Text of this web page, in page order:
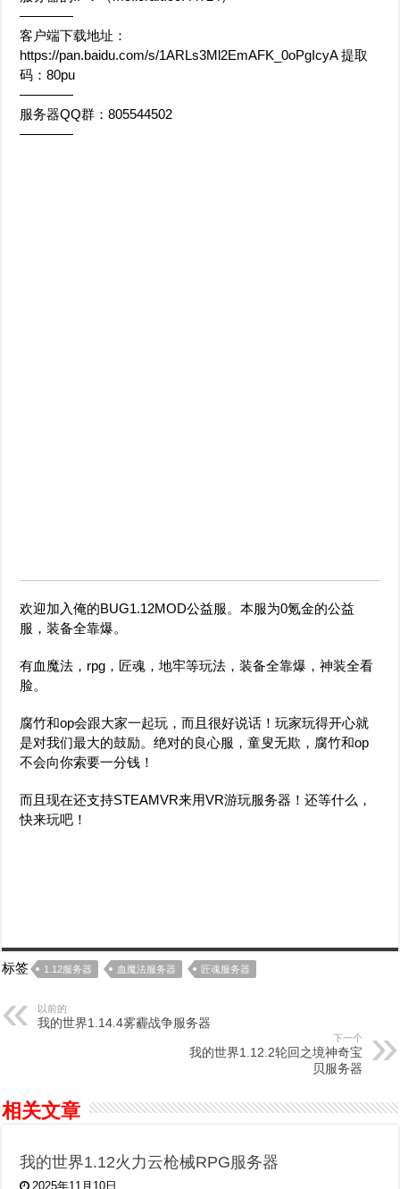
————
客户端下载地址：
https://pan.baidu.com/s/1ARLs3Ml2EmAFK_0oPgIcyA 提取
码：80pu
————
服务器QQ群：805544502
————
欢迎加入俺的BUG1.12MOD公益服。本服为0氪金的公益
服，装备全靠爆。
有血魔法，rpg，匠魂，地牢等玩法，装备全靠爆，神装全看
脸。
腐竹和op会跟大家一起玩，而且很好说话！玩家玩得开心就
是对我们最大的鼓励。绝对的良心服，童叟无欺，腐竹和op
不会向你索要一分钱！
而且现在还支持STEAMVR来用VR游玩服务器！还等什么，
快来玩吧！
标签 1.12服务器 血魔法服务器 匠魂服务器
以前的
我的世界1.14.4雾霾战争服务器
下一个
我的世界1.12.2轮回之境神奇宝
贝服务器
相关文章
我的世界1.12火力云枪械RPG服务器
2025年11月10日